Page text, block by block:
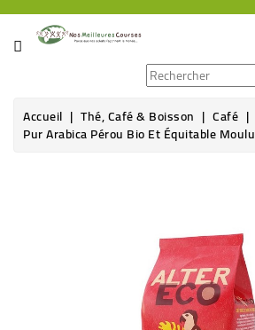
CATÉGORIE
ÉPICERIE
Accueil Thé, Café & Boisson Café
Pur Arabica Pérou Bio Et Équitable Moulu